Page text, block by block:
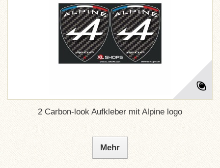
2 Carbon-look Aufkleber mit Alpine logo
Mehr